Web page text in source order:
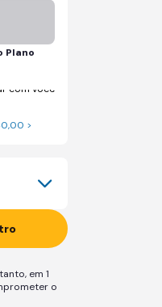
Plano
com você
>
em 1
o